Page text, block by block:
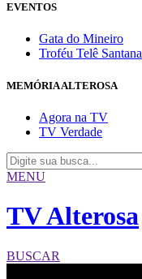
EVENTOS
Gata do Mineiro
Troféu Telê Santana
MEMÓRIA ALTEROSA
Agora na TV
TV Verdade
MENU
TV Alterosa
BUSCAR